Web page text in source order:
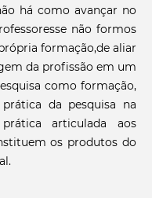
há como avançar no
não formos
formação,de aliar
da profissão em um
como formação,
da pesquisa na
articulada aos
os produtos do